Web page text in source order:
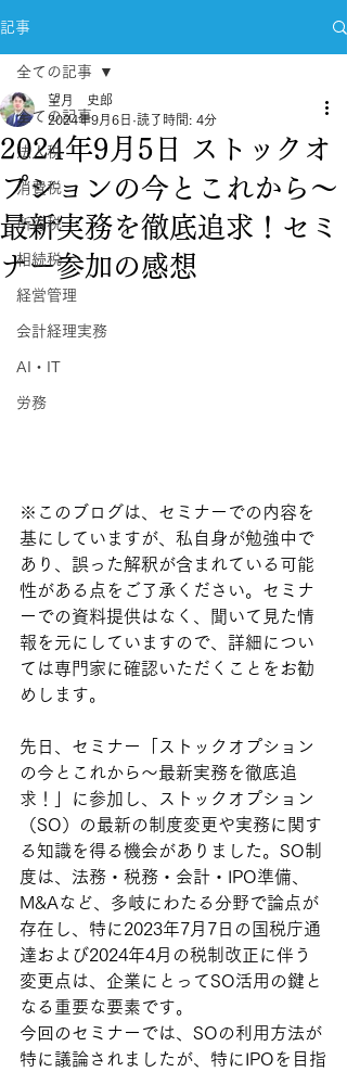
記事
全ての記事
法人税
消費税
所得税
相続税
経営管理
会計経理実務
AI・IT
労務
全ての記事
2024年9月5日 ストックオ
プションの今とこれから～
最新実務を徹底追求！セミ
ナー参加の感想
望月 史郎
2024年9月6日 読了時間: 4分
※このブログは、セミナーでの内容を
基にしていますが、私自身が勉強中で
あり、誤った解釈が含まれている可能
性がある点をご了承ください。セミナ
ーでの資料提供はなく、聞いて見た情
報を元にしていますので、詳細につい
ては専門家に確認いただくことをお勧
めします。
先日、セミナー「ストックオプション
の今とこれから～最新実務を徹底追
求！」に参加し、ストックオプション
（SO）の最新の制度変更や実務に関す
る知識を得る機会がありました。SO制
度は、法務・税務・会計・IPO準備、
M&Aなど、多岐にわたる分野で論点が
存在し、特に2023年7月7日の国税庁通
達および2024年4月の税制改正に伴う
変更点は、企業にとってSO活用の鍵と
なる重要な要素です。
今回のセミナーでは、SOの利用方法が
特に議論されましたが、特にIPOを目指